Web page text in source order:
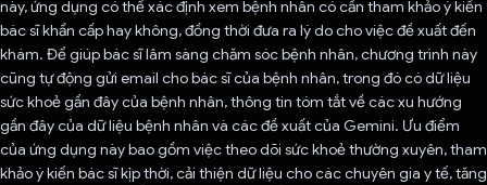
này, ứng dụng có thể xác định xem bệnh nhân có cần tham khảo ý kiến
bác sĩ khẩn cấp hay không, đồng thời đưa ra lý do cho việc đề xuất đến
khám. Để giúp bác sĩ lâm sàng chăm sóc bệnh nhân, chương trình này
cũng tự động gửi email cho bác sĩ của bệnh nhân, trong đó có dữ liệu
sức khoẻ gần đây của bệnh nhân, thông tin tóm tắt về các xu hướng
gần đây của dữ liệu bệnh nhân và các đề xuất của Gemini. Ưu điểm
của ứng dụng này bao gồm việc theo dõi sức khoẻ thường xuyên, tham
khảo ý kiến bác sĩ kịp thời, cải thiện dữ liệu cho các chuyên gia y tế, tăng